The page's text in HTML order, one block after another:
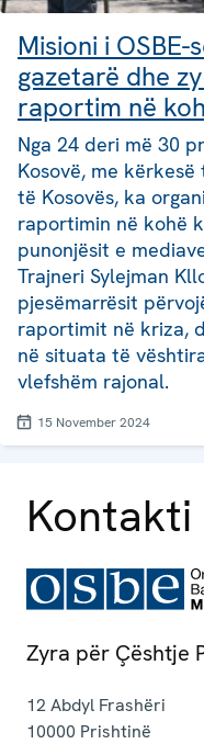
Misioni i
gazetarë dhe
raportim në
Nga 24 deri më 30
Kosovë, me
të Kosovës, ka
raportimin në kohë
punonjësit e
Trajneri Sylejman
pjesëmarrësit
raportimit në kriza,
në situata të
vlefshëm rajonal.
15 November 2024
Kontakti
Zyra për Çështje
12 Abdyl Frashëri
10000 Prishtinë